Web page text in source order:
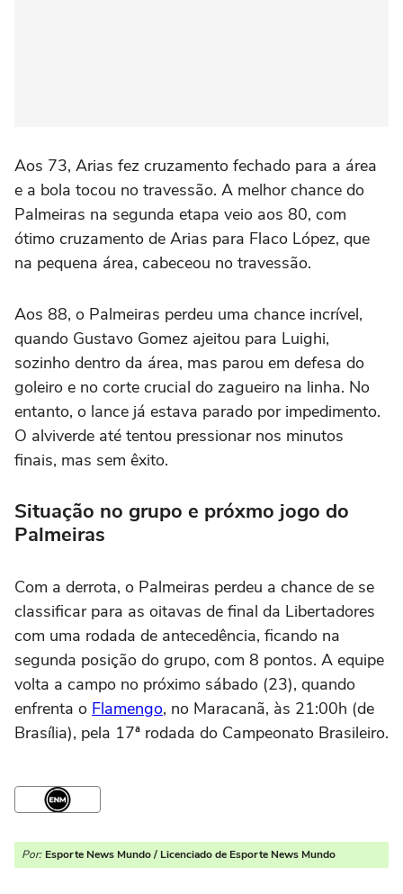
Aos 73, Arias fez cruzamento fechado para a área
e a bola tocou no travessão. A melhor chance do
Palmeiras na segunda etapa veio aos 80, com
ótimo cruzamento de Arias para Flaco López, que
na pequena área, cabeceou no travessão.
Aos 88, o Palmeiras perdeu uma chance incrível,
quando Gustavo Gomez ajeitou para Luighi,
sozinho dentro da área, mas parou em defesa do
goleiro e no corte crucial do zagueiro na linha. No
entanto, o lance já estava parado por impedimento.
O alviverde até tentou pressionar nos minutos
finais, mas sem êxito.
Situação no grupo e próxmo jogo do
Palmeiras
Com a derrota, o Palmeiras perdeu a chance de se
classificar para as oitavas de final da Libertadores
com uma rodada de antecedência, ficando na
segunda posição do grupo, com 8 pontos. A equipe
volta a campo no próximo sábado (23), quando
enfrenta o Flamengo, no Maracanã, às 21:00h (de
Brasília), pela 17ª rodada do Campeonato Brasileiro.
Por: Esporte News Mundo / Licenciado de Esporte News Mundo